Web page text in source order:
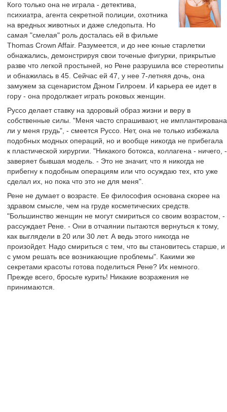
Кого только она не играла - детектива,
психиатра, агента секретной полиции, охотника
на вредных животных и даже следопыта. Но
самая "смелая" роль досталась ей в фильме
Thomas Crown Affair. Разумеется, и до нее юные старлетки
обнажались, демонстрируя свои точеные фигурки, прикрытые
разве что легкой простыней, но Рене разрушила все стереотипы
и обнажилась в 45. Сейчас ей 47, у нее 7-летняя дочь, она
замужем за сценаристом Дэном Гилроем. И карьера ее идет в
гору - она продолжает играть роковых женщин.
Руссо делает ставку на здоровый образ жизни и веру в
собственные силы. "Меня часто спрашивают, не имплантирована
ли у меня грудь", - смеется Руссо. Нет, она не только избежала
подобных модных операций, но и вообще никогда не прибегала
к пластической хирургии. "Никакого ботокса, коллагена - ничего, -
заверяет бывшая модель. - Это не значит, что я никогда не
прибегну к подобным операциям или что осуждаю тех, кто уже
сделал их, но пока что это не для меня".
Рене не думает о возрасте. Ее философия основана скорее на
здравом смысле, чем на груде косметических средств.
"Большинство женщин не могут смириться со своим возрастом, -
рассуждает Рене. - Они в отчаянии пытаются вернуться к тому,
как выглядели в 20 или 30 лет. А ведь этого никогда не
произойдет. Надо смириться с тем, что вы становитесь старше, и
с умом решать все возникающие проблемы". Какими же
секретами красоты готова поделиться Рене? Их немного.
Прежде всего, бросьте курить! Никакие возражения не
принимаются.